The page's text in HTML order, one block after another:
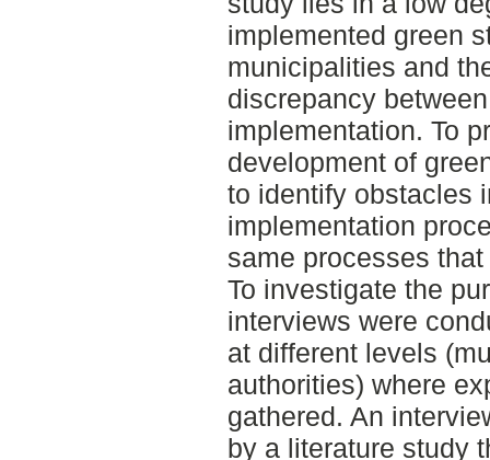
implemented green
municipalities and
discrepancy
implementation. To
development of
to identify obstacles
implementation
same processes
To investigate the
interviews were
at different levels
authorities) where
gathered. An
by a literature study